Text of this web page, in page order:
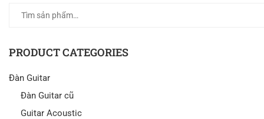
PRODUCT CATEGORIES
Đàn Guitar
Đàn Guitar cũ
Guitar Acoustic